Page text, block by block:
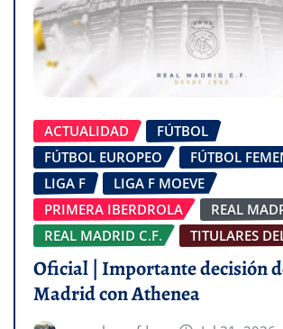
ACTUALIDAD
FÚTBOL
FÚTBOL EUROPEO
FÚTBOL
LIGA F
LIGA F MOEVE
PRIMERA IBERDROLA
REAL
REAL MADRID C.F.
TITULARES
Oficial | Importante decisión
Madrid con Athenea